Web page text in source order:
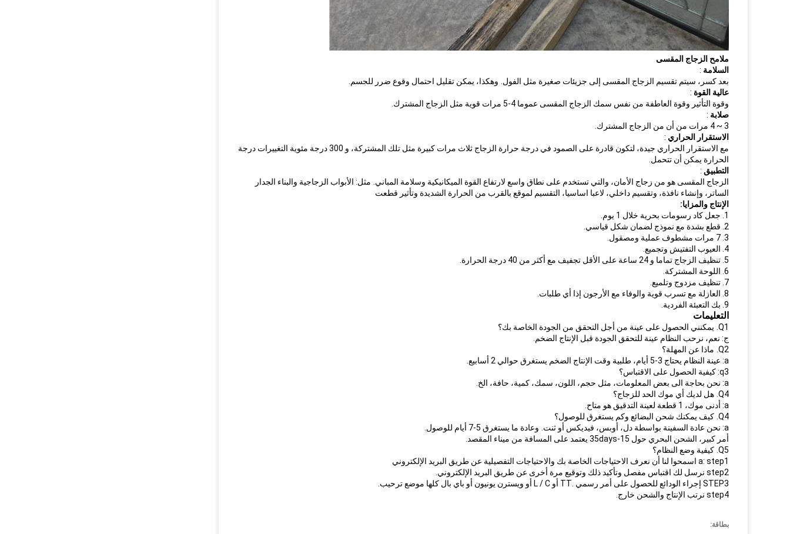
ملامح الزجاج المقسى
السلامة :
بعد كسر، سيتم تقسيم الزجاج المقسى إلى جزيئات صغيرة مثل الفول. وهكذا، يمكن تقليل احتمال وقوع ضرر للجسم.
عالية القوة :
وقوة التأثير وقوة العاطفة من نفس سمك الزجاج المقسى عموما 4-5 مرات قوية مثل الزجاج المشترك.
صلابة :
3 ~ 4 مرات من أن من الزجاج المشترك.
الاستقرار الحراري :
مع الاستقرار الحراري جيدة، لتكون قادرة على الصمود في درجة حرارة الزجاج ثلاث مرات كبيرة مثل تلك المشتركة، و 300 درجة مئوية التغييرات درجة
الحرارة يمكن أن تتحمل.
التطبيق :
الزجاج المقسى هو من زجاج الأمان، والتي تستخدم على نطاق واسع لارتفاع القوة الميكانيكية وسلامة المباني. مثل: الأبواب الزجاجية والبناء الجدار
الساتر، وإنشاء نافذة، وتقسيم داخلي، لاعبا اساسيا، التقسيم لموقع بالقرب من الحرارة الشديدة وتأثير قطعت
الإنتاج والمزايا:
1. جعل كاد رسومات بحرية خلال 1 يوم.
2. قطع بشدة مع نموذج لضمان شكل قياسي.
3. 7 مرات مشطوف عملية ومصقول.
4. العيوب التفتيش وتجميع.
5. تنظيف الزجاج تماما و 24 ساعة على الأقل تجفيف مع أكثر من 40 درجة الحرارة.
6. اللوحة المشتركة.
7. تنظيف مزدوج وتلميع.
8. العازلة مع تسرب قوية والوفاء مع الأرجون إذا أي طلبات.
9. بك التعبئة الفردية.
التعليمات
Q1. يمكنني الحصول على عينة من أجل التحقق من الجودة الخاصة بك؟
ج: نعم، نرحب النظام عينة للتحقق الجودة قبل الإنتاج الضخم.
Q2. ماذا عن المهلة؟
a: عينة النظام يحتاج 3-5 أيام، طلبية وقت الإنتاج الضخم يستغرق حوالي 2 أسابيع.
q3: كيفية الحصول على الاقتباس؟
a: نحن بحاجة الى بعض المعلومات، مثل حجم، اللون، سمك، كمية، حافة، الخ.
Q4. هل لديك أي موك الحد للزجاج؟
a: أدنى موك، 1 قطعة لعينة التدقيق هو متاح.
Q4. كيف يمكنك شحن البضائع وكم يستغرق للوصول؟
a: نحن عادة السفينة بواسطة دل، أوبس، فيديكس أو ثنت.
وعادة ما يستغرق 5-7 أيام للوصول.
أمر كبير، الشحن البحري حول 15-35days يعتمد على المسافة من ميناء المقصد.
Q5. كيفية وضع النظام؟
a: step1 اسمحوا لنا أن نعرف الاحتياجات الخاصة بك والاحتياجات التفصيلية عن طريق البريد الإلكتروني
step2 نرسل لك اقتباس مفصل وتأكيد ذلك وتوقيع مرة أخرى عن طريق البريد الإلكتروني.
STEP3 إجراء الودائع للحصول على أمر رسمي .TT أو L / C أو ويسترن يونيون أو باي بال كلها موضع ترحيب.
step4 نرتب الإنتاج والشحن خارج.
بطاقة: